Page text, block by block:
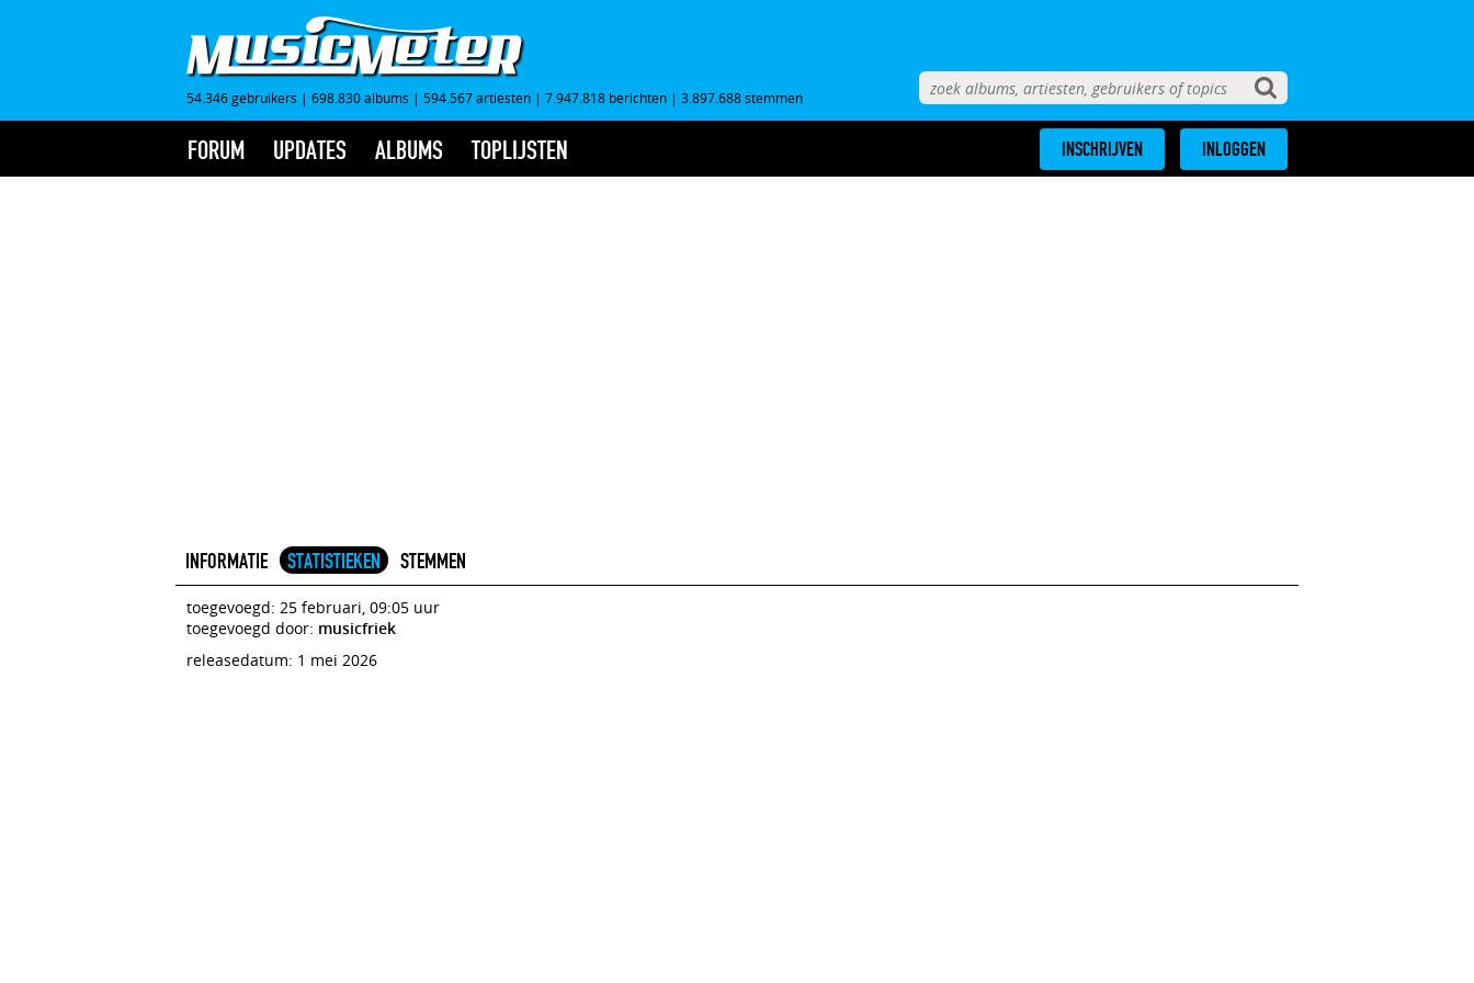
54.346 gebruikers | 698.830 albums | 594.567 artiesten | 7.947.818 berichten | 3.897.688 stemmen
FORUM UPDATES ALBUMS TOPLIJSTEN INSCHRIJVEN INLOGGEN
INFORMATIE STATISTIEKEN STEMMEN
toegevoegd: 25 februari, 09:05 uur
toegevoegd door: musicfriek
releasedatum: 1 mei 2026